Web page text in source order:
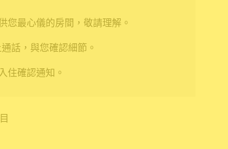
您最心儀的房間，敬請理解。
話，與您確認細節。
住確認通知。